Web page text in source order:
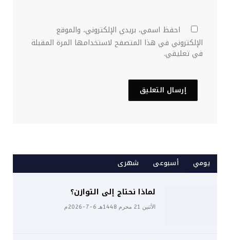
احفظ اسمي، بريدي الإلكتروني، والموقع
الإلكتروني في هذا المتصفح لاستخدامها المرة المقبلة
في تعليقي.
يومي أسبوعى شهرى
لماذا نحتاج إلى التوازن؟
الأثنين 21 محرم 1448هـ 6-7-2026م